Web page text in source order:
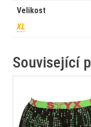
Velikost
XL
Související